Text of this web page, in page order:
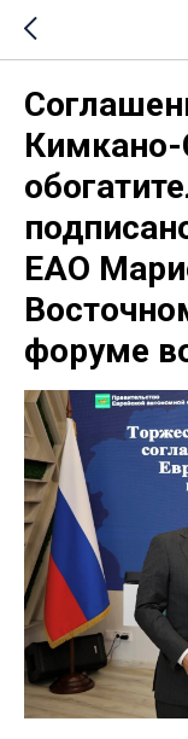
Кимкано-
ЕАО
форуме